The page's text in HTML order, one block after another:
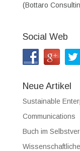
(Bottaro
Social Web
Neue Artikel
Sustainable
Communications
Buch im